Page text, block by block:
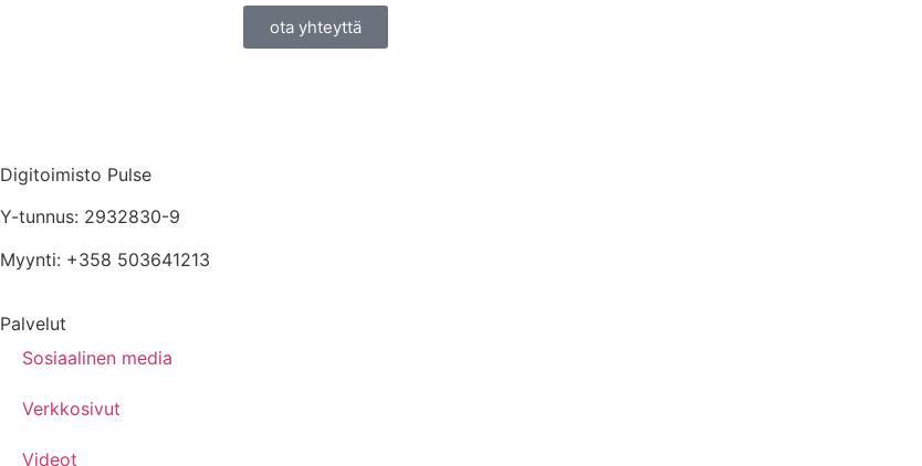
ota yhteyttä
Digitoimisto Pulse
Y-tunnus: 2932830-9
Myynti: +358 503641213
Palvelut
Sosiaalinen media
Verkkosivut
Videot